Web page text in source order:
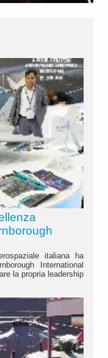
italiana ha
International
la propria leadership